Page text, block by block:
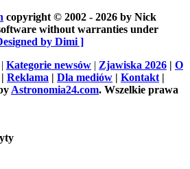
copyright © 2002 - 2026 by Nick
without warranties under
by Dimi ]
| Kategorie newsów | Zjawiska 2026 | O
| Reklama | Dla mediów | Kontakt |
Astronomia24.com. Wszelkie prawa